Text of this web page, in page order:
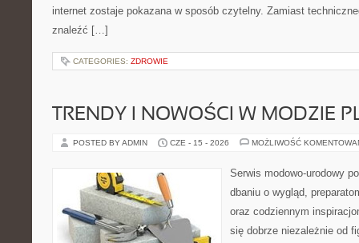
internet zostaje pokazana w sposób czytelny. Zamiast
znaleźć […]
CATEGORIES: ZDROWIE
TRENDY I NOWOŚCI W MODZIE
POSTED BY ADMIN CZE - 15 - 2026 MOŻLIWOŚĆ
Serwis modowo-urodowy
dbaniu o wygląd,
oraz codziennym
się dobrze niezależnie od